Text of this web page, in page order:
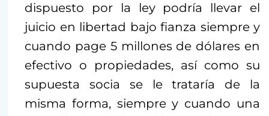
dispuesto por la ley podría llevar el
juicio en libertad bajo fianza siempre y
cuando page 5 millones de dólares en
efectivo o propiedades, así como su
supuesta socia se le trataría de la
misma forma, siempre y cuando una